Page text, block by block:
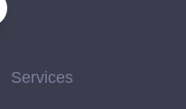
Services